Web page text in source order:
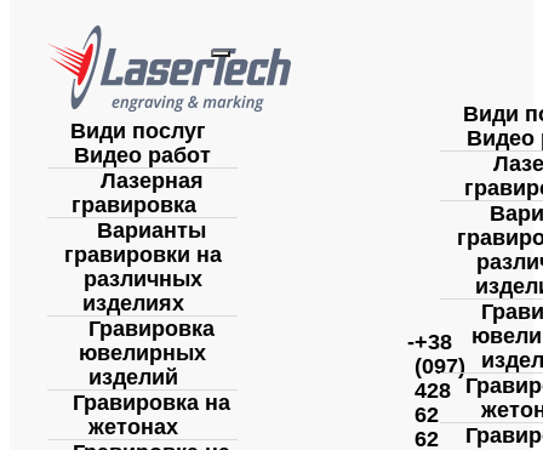
Види послуг
Видео работ
Лазерная
гравировка
Варианты
гравировки на
различных
изделиях
Гравировка
ювелирных
изделий
Гравировка на
жетонах
-+38
(097)
428
62
62
Види
Видео